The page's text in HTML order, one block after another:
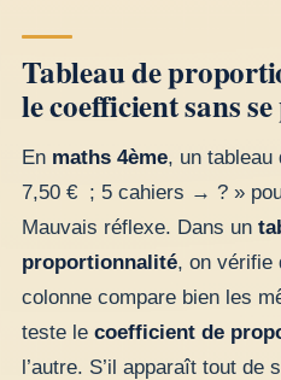
Tableau de
le coefficient sans
En maths 4ème, un
7,50 € ; 5 cahiers → ? »
Mauvais réflexe. Dans un
proportionnalité, on vérifie
colonne compare bien les
teste le coefficient de
l’autre. S’il apparaît tout de